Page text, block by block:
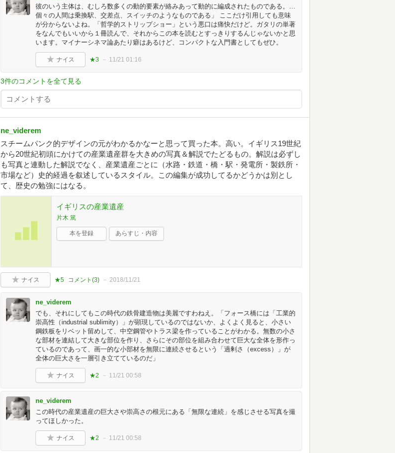
彼のいう主体は、むしろ数多くの動的要素が絡みあって動的に編成されたものである。…
個々の人間は乗換駅、交差点、スイッチのようなものである」 ここだけ引用しても意味
が分からないよね。「哲学的ストリップショー」という悪口は痛快だけど。ガタリの単著
をなんでもいいから１冊読んで、それからこの本を読むとすっきりするんじゃないかと思
います。マイナーシネマ論あたり癖はあるけど、コンパクトな入門書としてもぜひ。
ナイス ★3 11/21 01:16
3件のコメントを全て見る
ne_viderem
スチームパンク的デザインの元がわかるかなーと思って買った本。高い。イギリス19世紀
から20世紀初頭にかけての産業遺産群を大きめの写真＆解説でたどるもの。解説は必ずし
も写真と連動した解説でなく、産業遺産ごとに（水路・鉄道・橋・駅・発電所・製鉄所・
市場など）史的経過を叙述しているスタイル。この編集が成功してるかどうかは別とし
て、歴史の勉強にはなる。
イギリスの産業遺産
片木 篤
本を登録 あらすじ・内容
ナイス ★5 コメント(3) 2018/11/21
ne_viderem
でも、それにしてもこの時代の鉄骨建造物は美麗ですわねえ。「フォース橋には「工業的
崇高性（industrial sublimity）」が顕現しているのではないか、よくよく見ると、小さい
鋼鉄板をリベット留めして、中空鋼管やトラス梁を作っていることがわかる。無数の小さ
な部材を連結して大きな部位を作り、さらにその部位を組み合わせて巨大な全体を形作っ
ているのであって、画一的な小部材を無限に連続させるという「過剰さ（excess）」が
全体の巨大さを一層引き立てているのだ」
ナイス ★2 11/21 00:58
ne_viderem
この時代の産業遺産の巨大さや崇高さの根元にある「無限な連続」を感じさせる写真を撮
ってほしかった。
ナイス ★2 11/21 00:58